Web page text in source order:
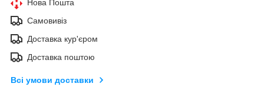
Нова Пошта
Самовивіз
Доставка кур'єром
Доставка поштою
Всі умови доставки